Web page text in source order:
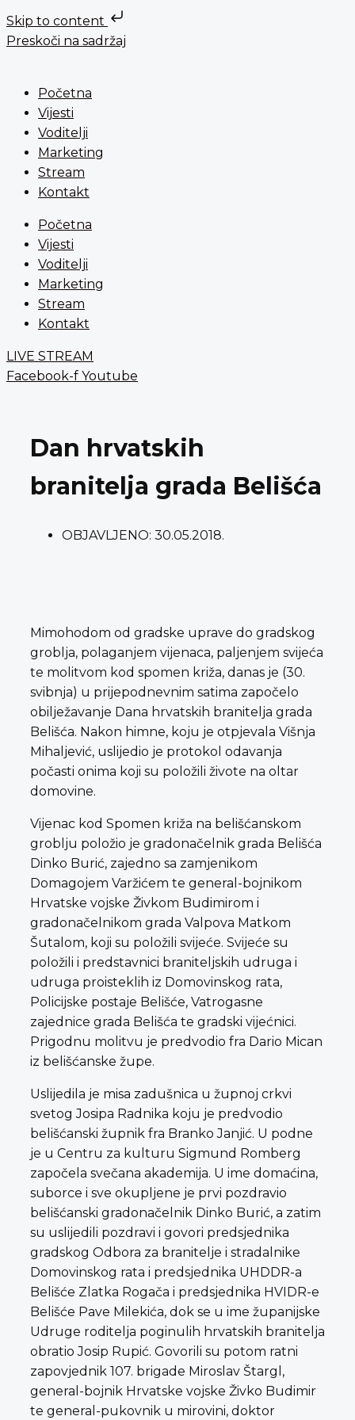
Skip to content
Preskoči na sadržaj
Početna
Vijesti
Voditelji
Marketing
Stream
Kontakt
Početna
Vijesti
Voditelji
Marketing
Stream
Kontakt
LIVE STREAM
Facebook-f Youtube
Dan hrvatskih
branitelja grada Belišća
OBJAVLJENO: 30.05.2018.
Mimohodom od gradske uprave do gradskog
groblja, polaganjem vijenaca, paljenjem svijeća
te molitvom kod spomen križa, danas je (30.
svibnja) u prijepodnevnim satima započelo
obilježavanje Dana hrvatskih branitelja grada
Belišća. Nakon himne, koju je otpjevala Višnja
Mihaljević, uslijedio je protokol odavanja
počasti onima koji su položili živote na oltar
domovine.
Vijenac kod Spomen križa na belišćanskom
groblju položio je gradonačelnik grada Belišća
Dinko Burić, zajedno sa zamjenikom
Domagojem Varžićem te general-bojnikom
Hrvatske vojske Živkom Budimirom i
gradonačelnikom grada Valpova Matkom
Šutalom, koji su položili svijeće. Svijeće su
položili i predstavnici braniteljskih udruga i
udruga proisteklih iz Domovinskog rata,
Policijske postaje Belišće, Vatrogasne
zajednice grada Belišća te gradski vijećnici.
Prigodnu molitvu je predvodio fra Dario Mican
iz belišćanske župe.
Uslijedila je misa zadušnica u župnoj crkvi
svetog Josipa Radnika koju je predvodio
belišćanski župnik fra Branko Janjić. U podne
je u Centru za kulturu Sigmund Romberg
započela svečana akademija. U ime domaćina,
suborce i sve okupljene je prvi pozdravio
belišćanski gradonačelnik Dinko Burić, a zatim
su uslijedili pozdravi i govori predsjednika
gradskog Odbora za branitelje i stradalnike
Domovinskog rata i predsjednika UHDDR-a
Belišće Zlatka Rogača i predsjednika HVIDR-e
Belišće Pave Milekića, dok se u ime županijske
Udruge roditelja poginulih hrvatskih branitelja
obratio Josip Rupić. Govorili su potom ratni
zapovjednik 107. brigade Miroslav Štargl,
general-bojnik Hrvatske vojske Živko Budimir
te general-pukovnik u mirovini, doktor